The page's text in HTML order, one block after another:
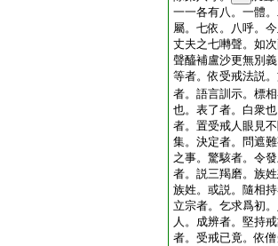
一一各有八。一體
屬。七依。八呼。
丈夫之七囀聲。如
聲醯補盧沙更無別
等者。依受戒法説
者。語言訓示。標
也。表了者。白衆
者。置受戒人眼見
集。決定者。問遮
之事。驚駭者。令
者。説三羯磨。族
族姓。或説。隨相
立宗者。乞求爲初
人。成辨者。堅持
者。受戒已竟。依